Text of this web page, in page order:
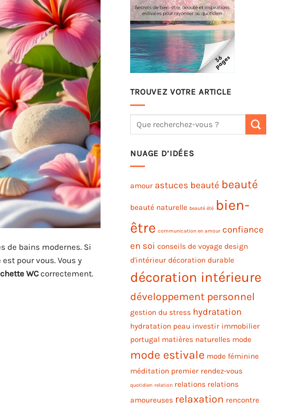
de bains modernes. Si
pour vous. Vous y
WCcorrectement.
TROUVEZ VOTRE ARTICLE
NUAGE D’IDÉES
amour astuces beauté beauté
beauté naturelle beauté été bien-
être communication en amour confiance
en soi conseils de voyage design
d'intérieur décoration durable
décoration intérieure
développement personnel
gestion du stress hydratation
hydratation peau investir immobilier
portugal matières naturelles mode
mode estivale mode féminine
méditation premier rendez-vous
quotidien relation relations relations
amoureuses relaxation rencontre